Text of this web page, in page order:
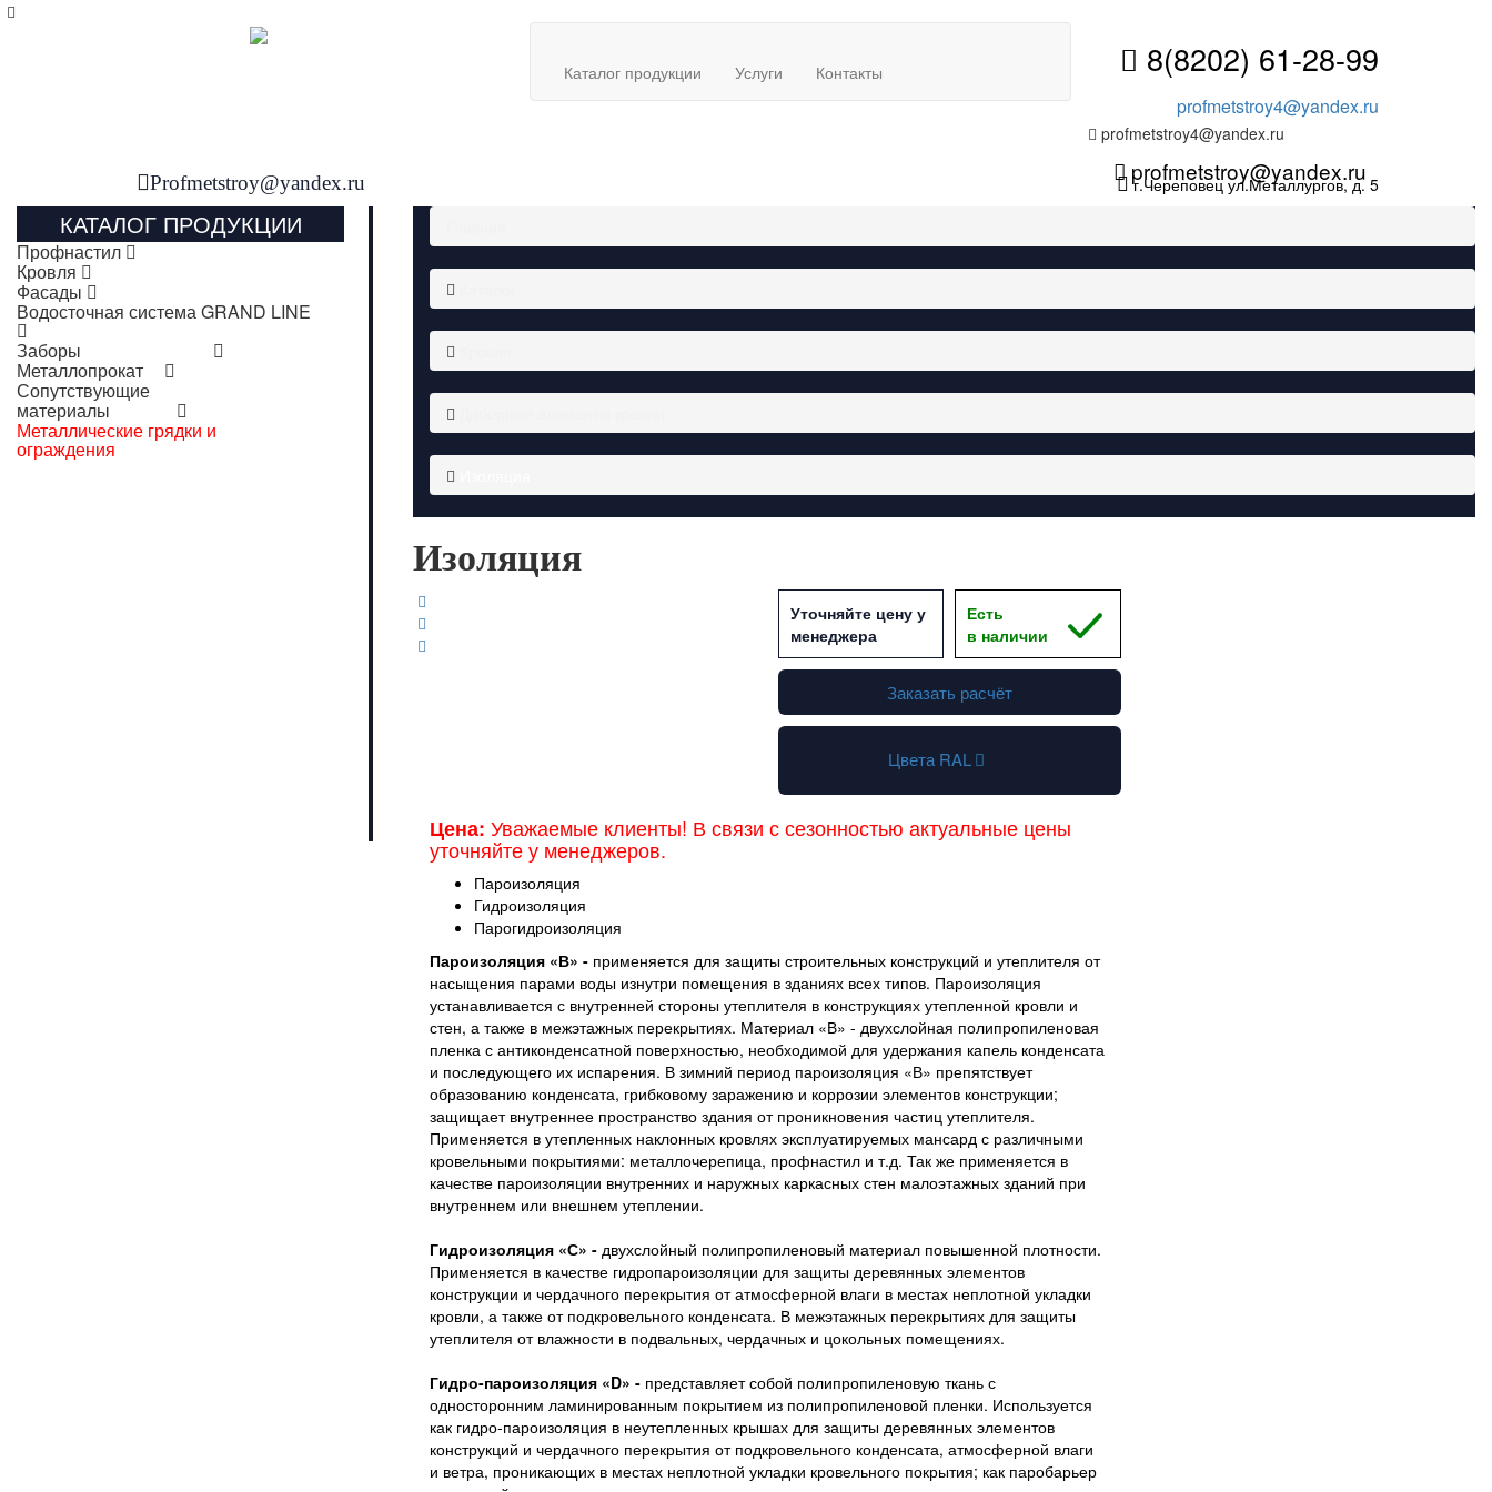
Каталог продукции Услуги Контакты 8(8202) 61-28-99
profmetstroy4@yandex.ru
profmetstroy4@yandex.ru
profmetstroy@yandex.ru
Profmetstroy@yandex.ru г.Череповец ул.Металлургов, д. 5
КАТАЛОГ ПРОДУКЦИИ
Профнастил
Кровля
Фасады
Водосточная система GRAND LINE
Заборы
Металлопрокат
Сопутствующие
материалы
Металлические грядки и
ограждения
Изоляция
Уточняйте цену у
менеджера
Есть
в наличии
Заказать расчёт
Цвета RAL
Цена: Уважаемые клиенты! В связи с сезонностью актуальные цены
уточняйте у менеджеров.
Пароизоляция
Гидроизоляция
Парогидроизоляция
Пароизоляция «В» - применяется для защиты строительных конструкций и утеплителя от
насыщения парами воды изнутри помещения в зданиях всех типов. Пароизоляция
устанавливается с внутренней стороны утеплителя в конструкциях утепленной кровли и
стен, а также в межэтажных перекрытиях. Материал «В» - двухслойная полипропиленовая
пленка с антиконденсатной поверхностью, необходимой для удержания капель конденсата
и последующего их испарения. В зимний период пароизоляция «В» препятствует
образованию конденсата, грибковому заражению и коррозии элементов конструкции;
защищает внутреннее пространство здания от проникновения частиц утеплителя.
Применяется в утепленных наклонных кровлях эксплуатируемых мансард с различными
кровельными покрытиями: металлочерепица, профнастил и т.д. Так же применяется в
качестве пароизоляции внутренних и наружных каркасных стен малоэтажных зданий при
внутреннем или внешнем утеплении.
Гидроизоляция «С» - двухслойный полипропиленовый материал повышенной плотности.
Применяется в качестве гидропароизоляции для защиты деревянных элементов
конструкции и чердачного перекрытия от атмосферной влаги в местах неплотной укладки
кровли, а также от подкровельного конденсата. В межэтажных перекрытиях для защиты
утеплителя от влажности в подвальных, чердачных и цокольных помещениях.
Гидро-пароизоляция «D» - представляет собой полипропиленовую ткань с
односторонним ламинированным покрытием из полипропиленовой пленки. Используется
как гидро-пароизоляция в неутепленных крышах для защиты деревянных элементов
конструкций и чердачного перекрытия от подкровельного конденсата, атмосферной влаги
и ветра, проникающих в местах неплотной укладки кровельного покрытия; как паробарьер